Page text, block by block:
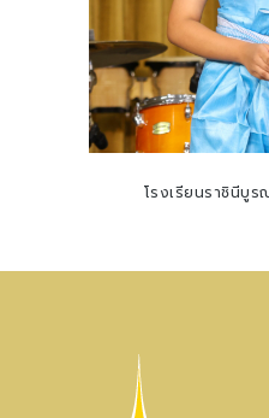
โรงเรียนราชินีบู